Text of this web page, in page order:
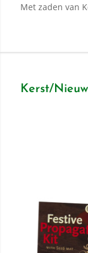
Met zaden van
Kerst/